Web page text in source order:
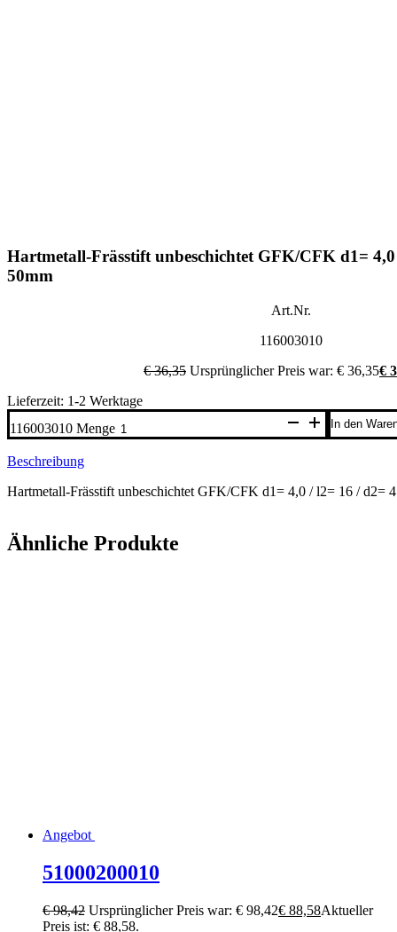
Hartmetall-Frässtift unbeschichtet GFK/CFK d1=
50mm
Art.Nr.
116003010
€36,35 Ursprünglicher Preis war: € 36,35€
Lieferzeit: 1-2 Werktage
116003010 Menge
In den
Beschreibung
Hartmetall-Frässtift unbeschichtet GFK/CFK d1= 4,0 / l2= 16 / d2=
Ähnliche Produkte
Angebot
51000200010
€98,42 Ursprünglicher Preis war: € 98,42€ 88,58Aktueller
Preis ist: € 88,58.